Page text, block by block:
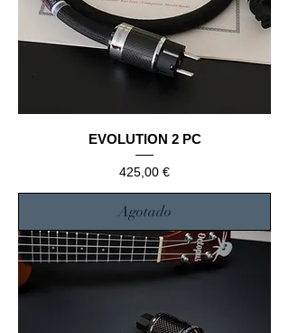
EVOLUTION 2 PC
Precio
425,00 €
Agotado